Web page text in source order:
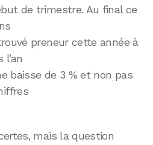
de trimestre. Au final ce
preneur cette année à
baisse de 3 % et non pas
mais la question